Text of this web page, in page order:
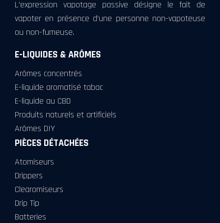
L’expression vapotage passive désigne le fait de
vapoter en présence d’une personne non-vapoteuse
ou non-fumeuse.
E-LIQUIDES & ARÔMES
Arômes concentrés
E-liquide aromatisé tabac
E-liquide au CBD
Produits naturels et artificiels
Arômes DIY
PIÈCES DÉTACHÉES
Atomiseurs
Drippers
Clearomiseurs
Drip Tip
Batteries